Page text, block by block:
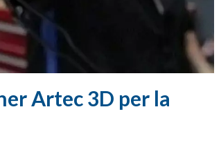
Artec 3D per la